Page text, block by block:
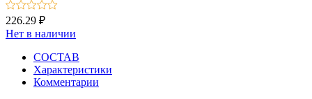
226.29 ₽
Нет в наличии
СОСТАВ
Характеристики
Комментарии